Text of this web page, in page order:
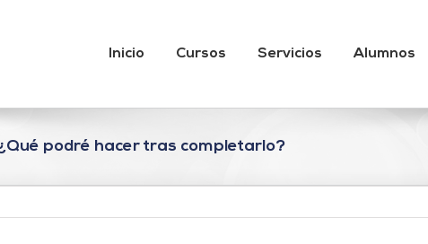
Inicio Cursos Servicios Alumnos
podré hacer tras completarlo?